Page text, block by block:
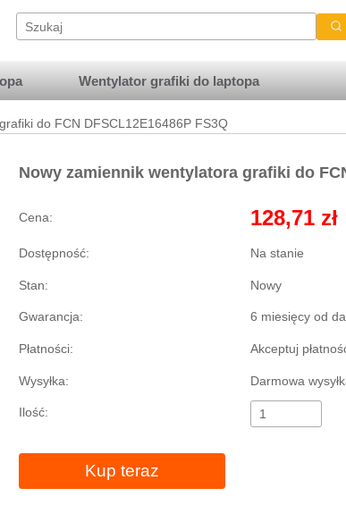
Wentylator grafiki do laptopa
do FCN DFSCL12E16486P FS3Q
Nowy zamiennik wentylatora grafiki do
Cena: 128,71 zł
Dostępność: Na stanie
Stan: Nowy
Gwarancja: 6 miesięcy od
Płatności: Akceptuj
Wysyłka: Darmowa
Ilość:
Kup teraz